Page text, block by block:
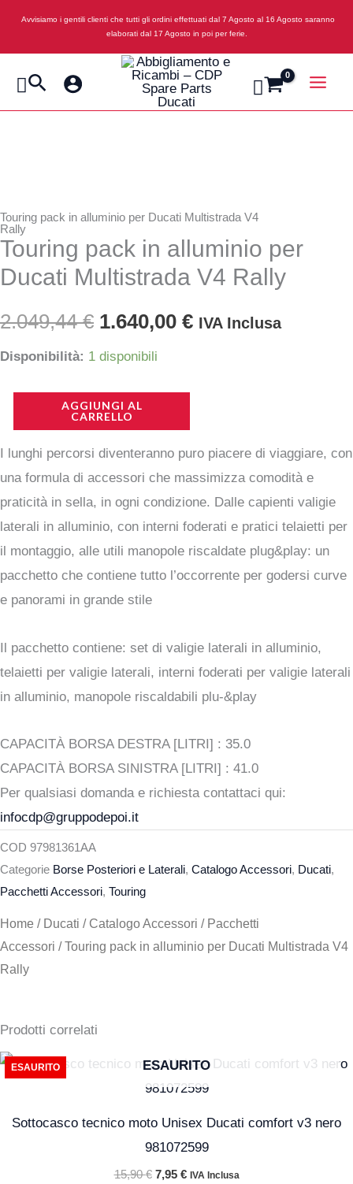
Avvisiamo i gentili clienti che tutti gli ordini effettuati dal 7 Agosto al 16 Agosto saranno
elaborati dal 17 Agosto in poi per ferie.
Cerca
Touring pack in alluminio per Ducati Multistrada V4
Rally
Touring pack in alluminio per
Ducati Multistrada V4 Rally
2.049,44€ Il
prezzo
originale
era:
2.049,44 €.
1.640,00 €Il
1.640,00 €.
IVA Inclusa
Disponibilità: 1 disponibili
Touring
alluminio
per
Ducati
Multistrada
V4
Rally
quantità
AGGIUNGI AL
CARRELLO
I lunghi percorsi diventeranno puro piacere di viaggiare, con
una formula di accessori che massimizza comodità e
praticità in sella, in ogni condizione. Dalle capienti valigie
laterali in alluminio, con interni foderati e pratici telaietti per
il montaggio, alle utili manopole riscaldate plug&play: un
pacchetto che contiene tutto l’occorrente per godersi curve
e panorami in grande stile
Il pacchetto contiene: set di valigie laterali in alluminio,
telaietti per valigie laterali, interni foderati per valigie laterali
in alluminio, manopole riscaldabili plu-&play
CAPACITÀ BORSA DESTRA [LITRI] : 35.0
CAPACITÀ BORSA SINISTRA [LITRI] : 41.0
Per qualsiasi domanda e richiesta contattaci qui:
infocdp@gruppodepoi.it
COD 97981361AA
Categorie Borse Posteriori e Laterali, Catalogo Accessori, Ducati,
Pacchetti Accessori, Touring
Home / Ducati / Catalogo Accessori / Pacchetti
Accessori / Touring pack in alluminio per Ducati Multistrada V4
Rally
Prodotti correlati
ESAURITO ESAURITO
Sottocasco tecnico moto Unisex Ducati comfort v3 nero
981072599
15,90€
Il
prezzo
originale
15,90 €.
7,95 €
Il
prezzo
attuale
7,95 €.
IVA Inclusa